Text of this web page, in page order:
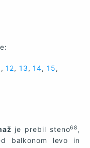
,12, 13,14, 15,
je prebil steno68,
balkonom levo in